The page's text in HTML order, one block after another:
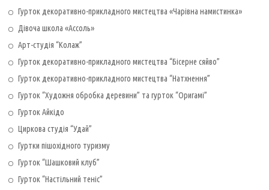
Гурток декоративно-прикладного мистецтва «Чарівна намистинка»
Дівоча школа «Ассоль»
Арт-студія “Колаж”
Гурток декоративно-прикладного мистецтва “Бісерне сяйво”
Гурток декоративно-прикладного мистецтва “Натхнення”
Гурток “Художня обробка деревини” та гурток “Оригамі”
Гурток Айкідо
Циркова студія “Удай”
Гуртки пішохідного туризму
Гурток “Шашковий клуб”
Гурток “Настільний теніс”